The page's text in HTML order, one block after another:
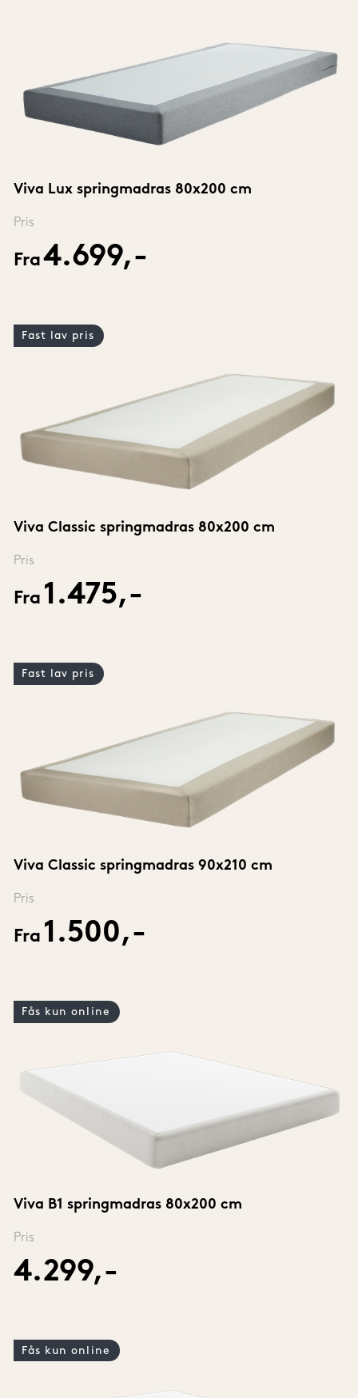
Viva Lux springmadras 80x200 cm
Pris
Fra4.699,-
Viva Classic springmadras 80x200 cm
Pris
Fra 1.475,-
Fast lav pris
Viva Classic springmadras 90x210 cm
Pris
Fra 1.500,-
Fast lav pris
Viva B1 springmadras 80x200 cm
Pris
4.299,-
Fås kun online
Fås kun online